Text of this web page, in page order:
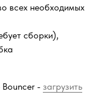
всех необходимых
сборки),
Bouncer - загрузить